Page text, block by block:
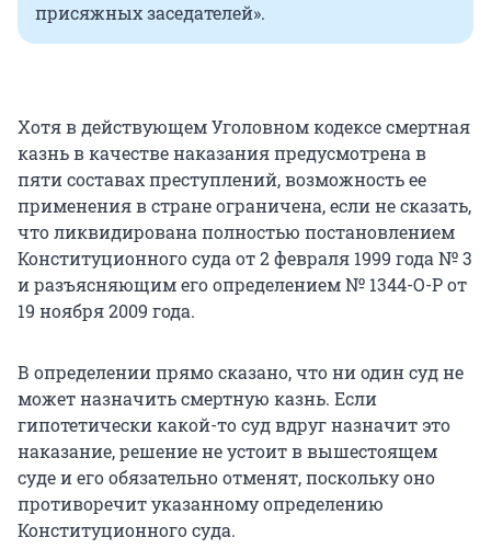
присяжных заседателей».
Хотя в действующем Уголовном кодексе смертная
казнь в качестве наказания предусмотрена в
пяти составах преступлений, возможность ее
применения в стране ограничена, если не сказать,
что ликвидирована полностью постановлением
Конституционного суда от 2 февраля 1999 года № 3
и разъясняющим его определением № 1344-О-Р от
19 ноября 2009 года.
В определении прямо сказано, что ни один суд не
может назначить смертную казнь. Если
гипотетически какой-то суд вдруг назначит это
наказание, решение не устоит в вышестоящем
суде и его обязательно отменят, поскольку оно
противоречит указанному определению
Конституционного суда.